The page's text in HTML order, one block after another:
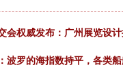
会权威发布：广州展览设
波罗的海指数持平，各类